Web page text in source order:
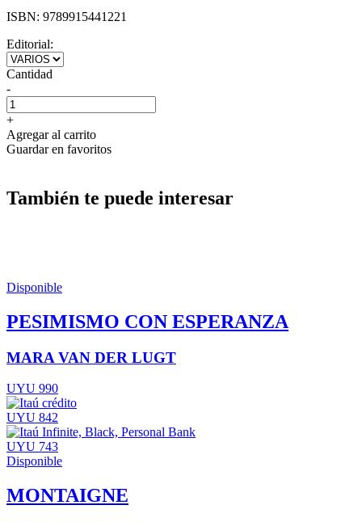
ISBN: 9789915441221
Editorial:
Cantidad
-
+
Agregar al carrito
Guardar en favoritos
También te puede interesar
Disponible
PESIMISMO CON ESPERANZA
MARA VAN DER LUGT
UYU 990
UYU 842
UYU 743
Disponible
MONTAIGNE